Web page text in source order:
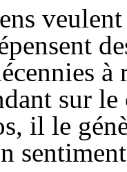
sur
il le